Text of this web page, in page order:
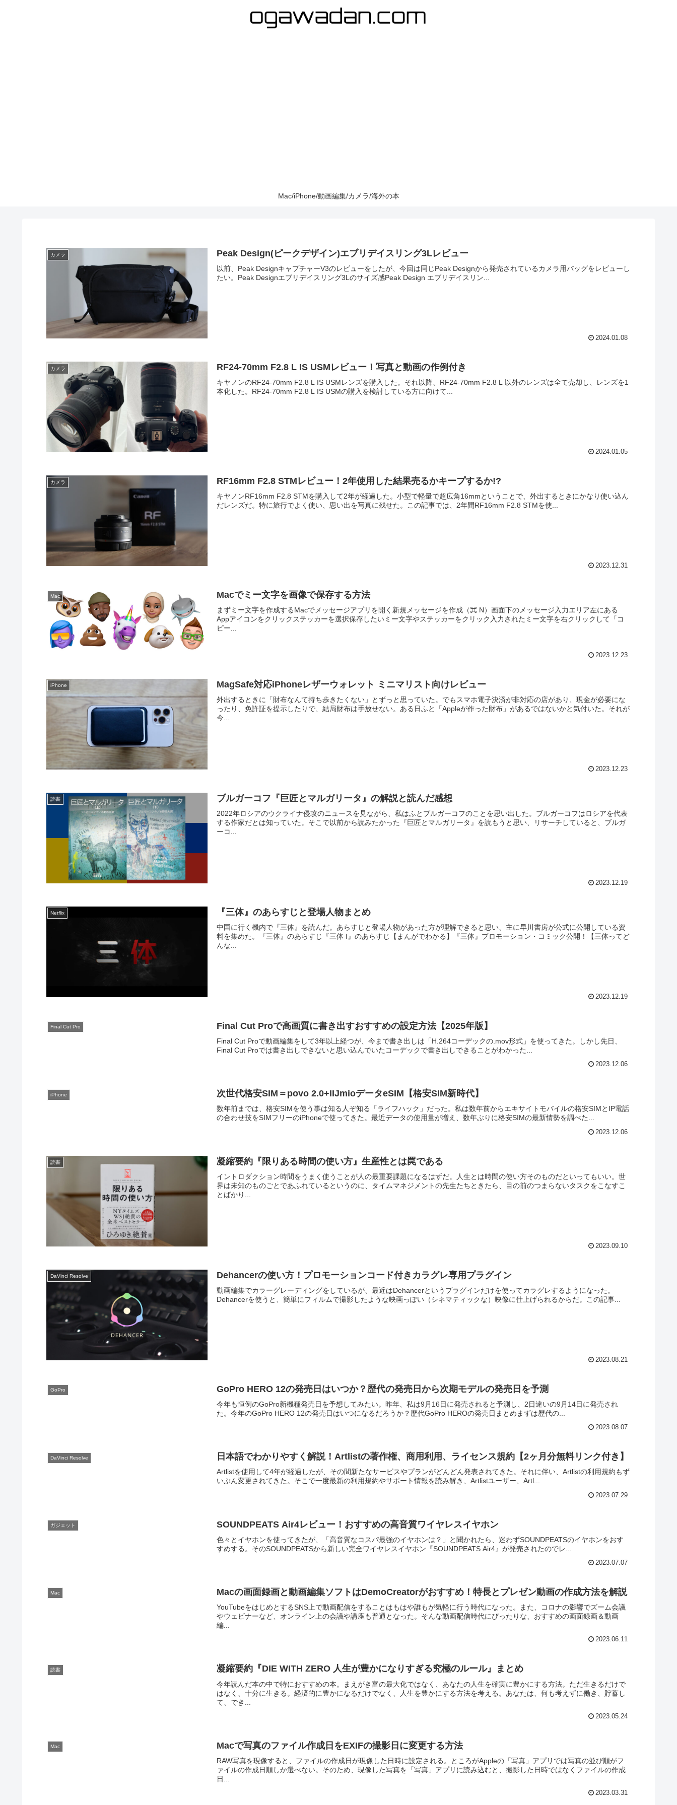
Mac/iPhone/動画編集/カメラ/海外の本
カメラ Peak Design(ピークデザイン)エブリデイスリング3Lレビュー
以前、Peak DesignキャプチャーV3のレビューをしたが、今回は同じPeak Designから発売されているカメラ用バッグをレビューし
たい。Peak Designエブリデイスリング3Lのサイズ感Peak Design エブリデイスリン...
2024.01.08
カメラ RF24-70mm F2.8 L IS USMレビュー！写真と動画の作例付き
キヤノンのRF24-70mm F2.8 L IS USMレンズを購入した。それ以降、RF24-70mm F2.8 L 以外のレンズは全て売却し、レンズを1
本化した。RF24-70mm F2.8 L IS USMの購入を検討している方に向けて...
2024.01.05
カメラ RF16mm F2.8 STMレビュー！2年使用した結果売るかキープするか!?
キヤノンRF16mm F2.8 STMを購入して2年が経過した。小型で軽量で超広角16mmということで、外出するときにかなり使い込ん
だレンズだ。特に旅行でよく使い、思い出を写真に残せた。この記事では、2年間RF16mm F2.8 STMを使...
2023.12.31
Mac Macでミー文字を画像で保存する方法
まずミー文字を作成するMacでメッセージアプリを開く新規メッセージを作成（⌘ N）画面下のメッセージ入力エリア左にある
Appアイコンをクリックステッカーを選択保存したいミー文字やステッカーをクリック入力されたミー文字を右クリックして「コ
ピー...
2023.12.23
iPhone MagSafe対応iPhoneレザーウォレット ミニマリスト向けレビュー
外出するときに「財布なんて持ち歩きたくない」とずっと思っていた。でもスマホ電子決済が非対応の店があり、現金が必要にな
ったり、免許証を提示したりで、結局財布は手放せない。ある日ふと「Appleが作った財布」があるではないかと気付いた。それが
今...
2023.12.23
読書 ブルガーコフ『巨匠とマルガリータ』の解説と読んだ感想
2022年ロシアのウクライナ侵攻のニュースを見ながら、私はふとブルガーコフのことを思い出した。ブルガーコフはロシアを代表
する作家だとは知っていた。そこで以前から読みたかった『巨匠とマルガリータ』を読もうと思い、リサーチしていると、ブルガ
ーコ...
2023.12.19
Netflix 『三体』のあらすじと登場人物まとめ
中国に行く機内で『三体』を読んだ。あらすじと登場人物があった方が理解できると思い、主に早川書房が公式に公開している資
料を集めた。『三体』のあらすじ『三体 I』のあらすじ【まんがでわかる】『三体』プロモーション・コミック公開！【三体ってど
んな...
2023.12.19
Final Cut Pro Final Cut Proで高画質に書き出すおすすめの設定方法【2025年版】
Final Cut Proで動画編集をして3年以上経つが、今まで書き出しは「H.264コーデックの.mov形式」を使ってきた。しかし先日、
Final Cut Proでは書き出しできないと思い込んでいたコーデックで書き出しできることがわかった...
2023.12.06
iPhone 次世代格安SIM＝povo 2.0+IIJmioデータeSIM【格安SIM新時代】
数年前までは、格安SIMを使う事は知る人ぞ知る「ライフハック」だった。私は数年前からエキサイトモバイルの格安SIMとIP電話
の合わせ技をSIMフリーのiPhoneで使ってきた。最近データの使用量が増え、数年ぶりに格安SIMの最新情勢を調べた...
2023.12.06
読書 凝縮要約『限りある時間の使い方』生産性とは罠である
イントロダクション時間をうまく使うことが人の最重要課題になるはずだ。人生とは時間の使い方そのものだといってもいい。世
界は未知のものごとであふれているというのに、タイムマネジメントの先生たちときたら、目の前のつまらないタスクをこなすこ
とばかり...
2023.09.10
DaVinci Resolve Dehancerの使い方！プロモーションコード付きカラグレ専用プラグイン
動画編集でカラーグレーディングをしているが、最近はDehancerというプラグインだけを使ってカラグレするようになった。
Dehancerを使うと、簡単にフィルムで撮影したような映画っぽい（シネマティックな）映像に仕上げられるからだ。この記事...
2023.08.21
GoPro GoPro HERO 12の発売日はいつか？歴代の発売日から次期モデルの発売日を予測
今年も恒例のGoPro新機種発売日を予想してみたい。昨年、私は9月16日に発売されると予測し、2日違いの9月14日に発売され
た。今年のGoPro HERO 12の発売日はいつになるだろうか？歴代GoPro HEROの発売日まとめまずは歴代の...
2023.08.07
DaVinci Resolve 日本語でわかりやすく解説！Artlistの著作権、商用利用、ライセンス規約【2ヶ月分無料リンク付き】
Artlistを使用して4年が経過したが、その間新たなサービスやプランがどんどん発表されてきた。それに伴い、Artlistの利用規約もず
いぶん変更されてきた。そこで一度最新の利用規約やサポート情報を読み解き、Artlistユーザー、Artl...
2023.07.29
ガジェット SOUNDPEATS Air4レビュー！おすすめの高音質ワイヤレスイヤホン
色々とイヤホンを使ってきたが、「高音質なコスパ最強のイヤホンは？」と聞かれたら、迷わずSOUNDPEATSのイヤホンをおす
すめする。そのSOUNDPEATSから新しい完全ワイヤレスイヤホン『SOUNDPEATS Air4』が発売されたのでレ...
2023.07.07
Mac Macの画面録画と動画編集ソフトはDemoCreatorがおすすめ！特長とプレゼン動画の作成方法を解説
YouTubeをはじめとするSNS上で動画配信をすることはもはや誰もが気軽に行う時代になった。また、コロナの影響でズーム会議
やウェビナーなど、オンライン上の会議や講座も普通となった。そんな動画配信時代にぴったりな、おすすめの画面録画＆動画
編...
2023.06.11
読書 凝縮要約『DIE WITH ZERO 人生が豊かになりすぎる究極のルール』まとめ
今年読んだ本の中で特におすすめの本。まえがき富の最大化ではなく、あなたの人生を確実に豊かにする方法。ただ生きるだけで
はなく、十分に生きる。経済的に豊かになるだけでなく、人生を豊かにする方法を考える。あなたは、何も考えずに働き、貯蓄し
て、でき...
2023.05.24
Mac Macで写真のファイル作成日をEXIFの撮影日に変更する方法
RAW写真を現像すると、ファイルの作成日が現像した日時に設定される。ところがAppleの「写真」アプリでは写真の並び順がフ
ァイルの作成日順しか選べない。そのため、現像した写真を「写真」アプリに読み込むと、撮影した日時ではなくファイルの作成
日...
2023.03.31